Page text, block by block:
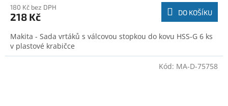
180 Kč bez DPH
218 Kč DO KOŠÍKU
Makita - Sada vrtáků s válcovou stopkou do kovu HSS-G 6 ks
v plastové krabičce
Kód: MA-D-75758